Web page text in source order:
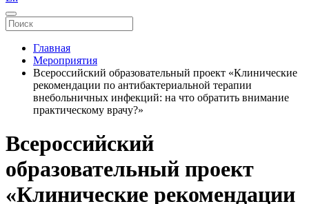
Главная
Мероприятия
Всероссийский образовательный проект «Клинические
рекомендации по антибактериальной терапии
внебольничных инфекций: на что обратить внимание
практическому врачу?»
Всероссийский
образовательный проект
«Клинические рекомендации